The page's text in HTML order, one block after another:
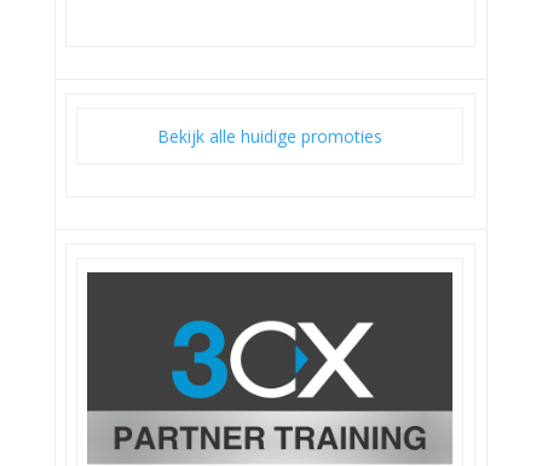
Bekijk alle huidige promoties